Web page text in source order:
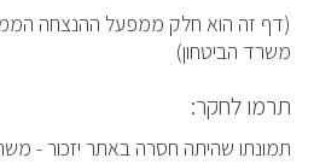
(דף זה הוא חלק ממפעל ההנצחה
משרד הביטחון)
תרמו לחקר:
תמונתו שהיתה חסרה באתר יזכור -